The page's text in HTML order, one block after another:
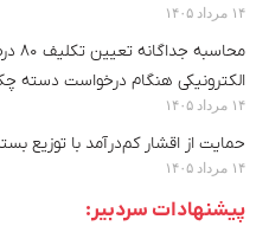
۱۴ مرداد ۱۴۰۵
الکترونیکی هنگام درخواست دسته
۱۴ مرداد ۱۴۰۵
حمایت از اقشار کم‌درآمد با توزیع
۱۴ مرداد ۱۴۰۵
پیشنهادات سردبیر: